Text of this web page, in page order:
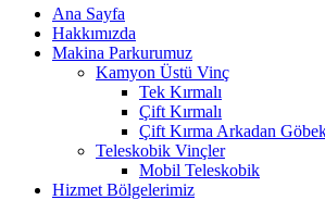
Ana Sayfa
Hakkımızda
Makina Parkurumuz
Kamyon Üstü Vinç
Tek Kırmalı
Çift Kırmalı
Çift Kırma Arkadan
Teleskobik Vinçler
Mobil Teleskobik
Hizmet Bölgelerimiz